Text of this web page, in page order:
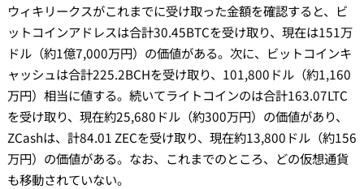
ウィキリークスがこれまでに受け取った金額を確認すると、ビ
ットコインアドレスは合計30.45BTCを受け取り、現在は151万
ドル（約1億7,000万円）の価値がある。次に、ビットコインキ
ャッシュは合計225.2BCHを受け取り、101,800ドル（約1,160
万円）相当に値する。続いてライトコインのは合計163.07LTC
を受け取り、現在約25,680ドル（約300万円）の価値があり、
ZCashは、計84.01 ZECを受け取り、現在約13,800ドル（約156
万円）の価値がある。なお、これまでのところ、どの仮想通貨
も移動されていない。